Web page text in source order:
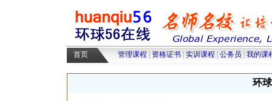
高级人力资源管理师培训 |高级物
采购师培训|物流师培训 人力资
首页 管理课程 资格证书 实训课程 公务员 我的课
环